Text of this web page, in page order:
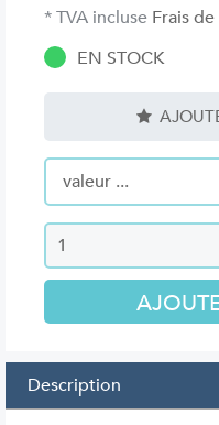
* TVA incluse Frais
EN STOCK
Description